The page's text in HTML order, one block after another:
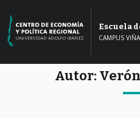
Escuela
CAMPUS
Autor: